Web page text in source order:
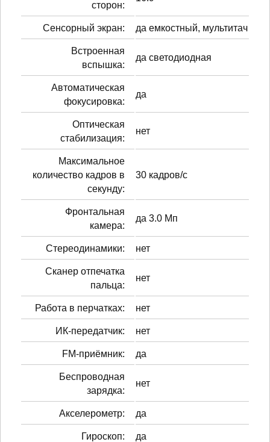
сторон:
Сенсорный экран: да емкостный, мультитач
Встроенная
вспышка:
да светодиодная
Автоматическая
фокусировка:
да
Оптическая
стабилизация:
нет
Максимальное
количество кадров в
секунду:
30 кадров/с
Фронтальная
камера:
да 3.0 Мп
Стереодинамики: нет
Сканер отпечатка
пальца:
нет
Работа в перчатках: нет
ИК-передатчик: нет
FM-приёмник: да
Беспроводная
зарядка:
нет
Акселерометр: да
Гироскоп: да